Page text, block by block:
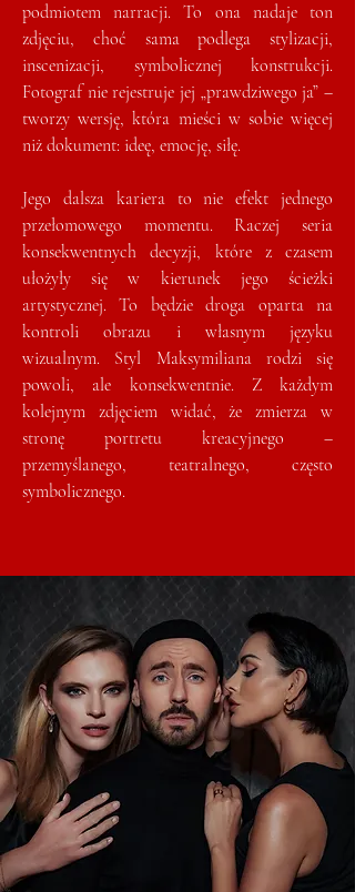
podmiotem narracji. To ona nadaje ton
zdjęciu, choć sama podlega stylizacji,
inscenizacji, symbolicznej konstrukcji.
Fotograf nie rejestruje jej „prawdziwego ja” –
tworzy wersję, która mieści w sobie więcej
niż dokument: ideę, emocję, siłę.
Jego dalsza kariera to nie efekt jednego
przełomowego momentu. Raczej seria
konsekwentnych decyzji, które z czasem
ułożyły się w kierunek jego ścieżki
artystycznej. To będzie droga oparta na
kontroli obrazu i własnym języku
wizualnym. Styl Maksymiliana rodzi się
powoli, ale konsekwentnie. Z każdym
kolejnym zdjęciem widać, że zmierza w
stronę portretu kreacyjnego –
przemyślanego, teatralnego, często
symbolicznego.